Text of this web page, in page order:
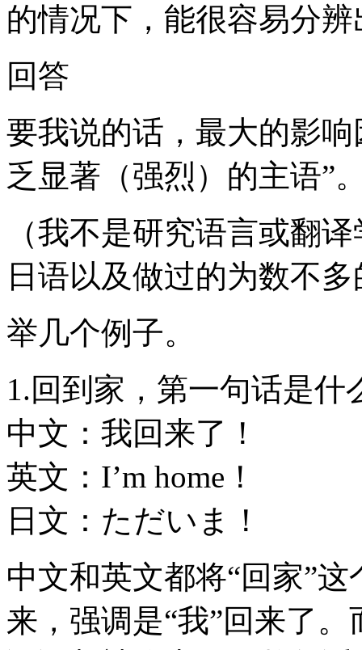
的情况下，能很容易分
回答
要我说的话，最大的影
乏显著（强烈）的主语”
（我不是研究语言或翻
日语以及做过的为数不
举几个例子。
1.回到家，第一句话是什
中文：我回来了！
英文：I’m home！
日文：ただいま！
中文和英文都将“回家”
来，强调是“我”回来了